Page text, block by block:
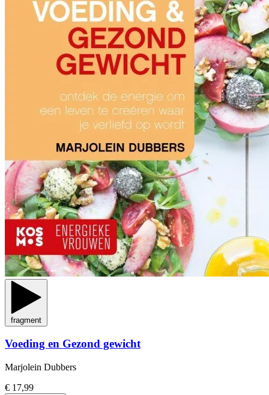
fragment
Voeding en Gezond gewicht
Marjolein Dubbers
€ 17,99